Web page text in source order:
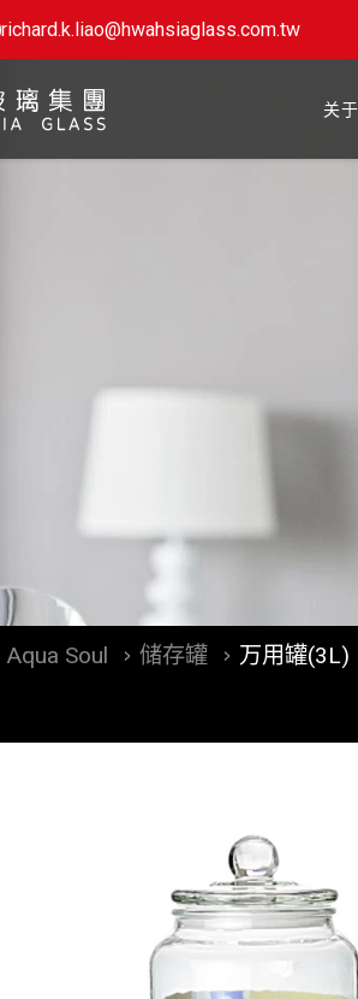
richard.k.liao@hwahsiaglass.com.tw
关
Aqua Soul 储存罐 万用罐(3L)